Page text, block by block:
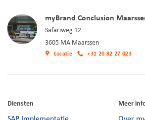
myBrand Conclusion
Safariweg 12
3605 MA Maarssen
Locatie +31 20 82 27 023
Diensten Meer